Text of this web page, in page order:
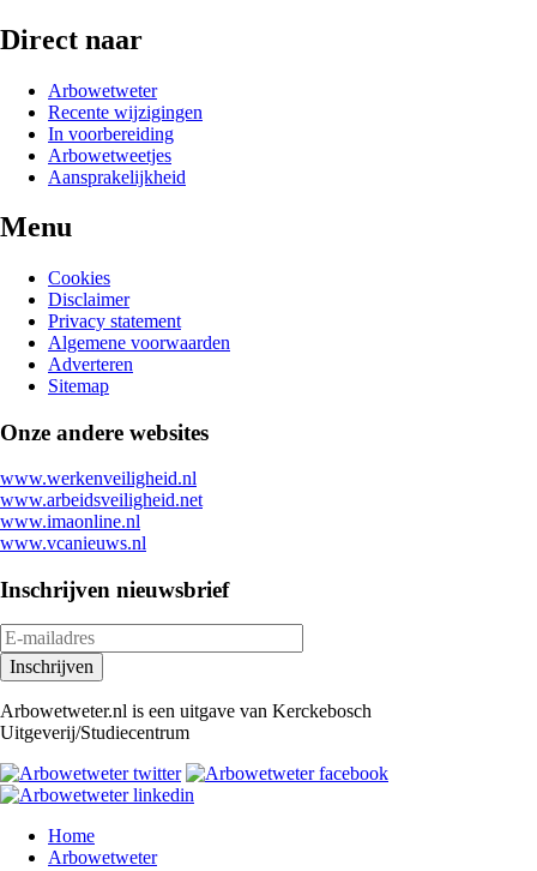
Direct naar
Arbowetweter
Recente wijzigingen
In voorbereiding
Arbowetweetjes
Aansprakelijkheid
Menu
Cookies
Disclaimer
Privacy statement
Algemene voorwaarden
Adverteren
Sitemap
Onze andere websites
www.werkenveiligheid.nl
www.arbeidsveiligheid.net
www.imaonline.nl
www.vcanieuws.nl
Inschrijven nieuwsbrief
Arbowetweter.nl is een uitgave van Kerckebosch
Uitgeverij/Studiecentrum
Home
Arbowetweter